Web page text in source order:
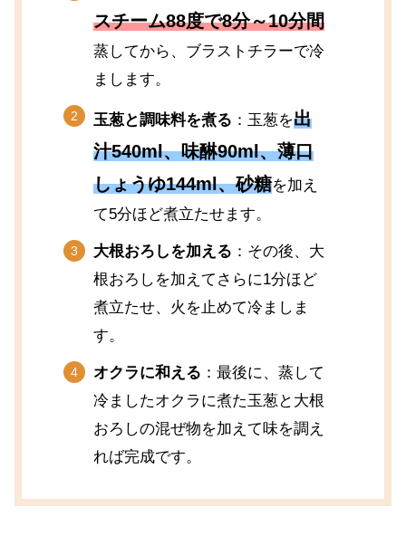
スチーム88度で8分～10分間
蒸してから、ブラストチラーで冷
まします。
玉葱と調味料を煮る ：玉葱を出
汁540ml、味醂90ml、薄口
しょうゆ144ml、砂糖を加え
て5分ほど煮立たせます。
大根おろしを加える ：その後、大
根おろしを加えてさらに1分ほど
煮立たせ、火を止めて冷ましま
す。
オクラに和える ：最後に、蒸して
冷ましたオクラに煮た玉葱と大根
おろしの混ぜ物を加えて味を調え
れば完成です。